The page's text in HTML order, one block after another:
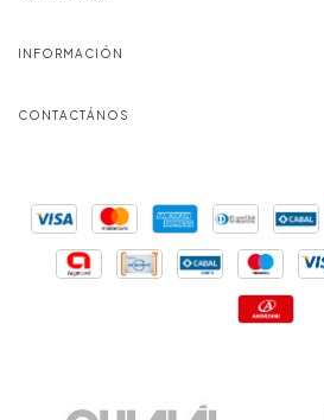
INFORMACIÓN
CONTACTÁNOS